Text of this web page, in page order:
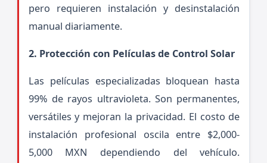
pero requieren instalación y desinstalación
manual diariamente.
2. Protección con Películas de Control Solar
Las películas especializadas bloquean hasta
99% de rayos ultravioleta. Son permanentes,
versátiles y mejoran la privacidad. El costo de
instalación profesional oscila entre $2,000-
5,000 MXN dependiendo del vehículo.